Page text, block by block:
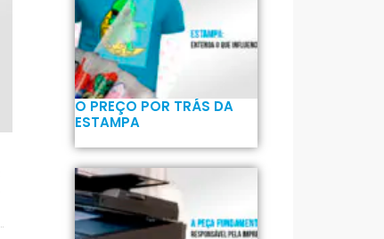
O PREÇO POR TRÁS DA
ESTAMPA